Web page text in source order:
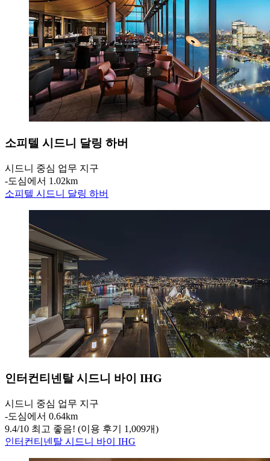
소피텔 시드니 달링 하버
시드니 중심 업무 지구
‐도심에서 1.02km
소피텔 시드니 달링 하버
인터컨티넨탈 시드니 바이 IHG
시드니 중심 업무 지구
‐도심에서 0.64km
9.4/10 최고 좋음! (이용 후기 1,009개)
인터컨티넨탈 시드니 바이 IHG